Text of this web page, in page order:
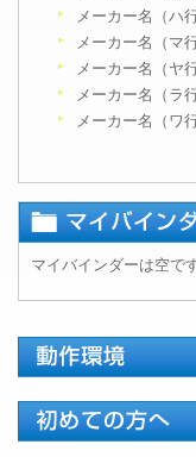
メーカー名（ハ
メーカー名（マ
メーカー名（ヤ
メーカー名（ラ
メーカー名（ワ
マイバインダーは空です